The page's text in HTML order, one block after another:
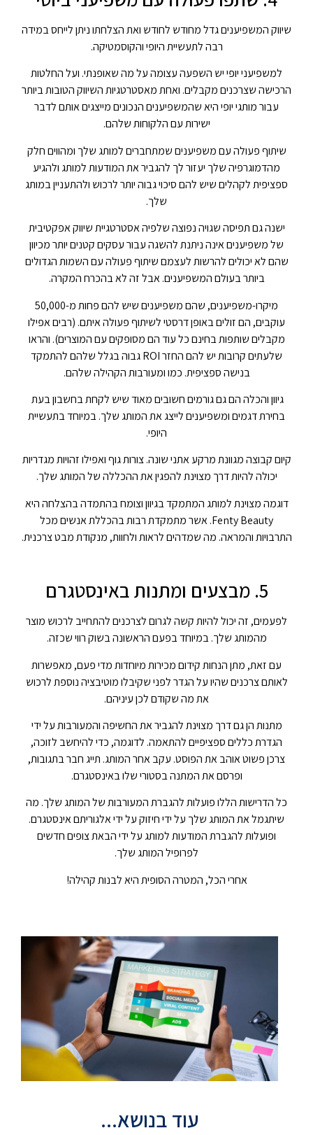
שיווק המשפיענים גדל מחודש לחודש ואת הצלחתו ניתן לייחס במידה
רבה לתעשיית היופי והקוסמטיקה.
למשפיעני יופי יש השפעה עצומה על מה שאופנתי. ועל החלטות
הרכישה שצרכנים מקבלים. ואחת מאסטרטגיות השיווק הטובות ביותר
עבור מותגי יופי היא שהמשפיענים הנכונים מייצגים אותם לדבר
ישירות עם הלקוחות שלהם.
שיתוף פעולה עם משפיענים שמתחברים למותג שלך ומהווים חלק
מהדמוגרפיה שלך יעזור לך להגביר את המודעות למותג ולהגיע
ספציפית לקהלים שיש להם סיכוי גבוה יותר לרכוש ולהתעניין במותג
שלך.
ישנה גם תפיסה שגויה נפוצה שלפיה אסטרטגיית שיווק אפקטיבית
של משפיענים אינה ניתנת להשגה עבור עסקים קטנים יותר מכיוון
שהם לא יכולים להרשות לעצמם שיתוף פעולה עם השמות הגדולים
ביותר בעולם המשפיענים. אבל זה לא בהכרח המקרה.
מיקרו-משפיענים, שהם משפיענים שיש להם פחות מ-50,000
עוקבים, הם זולים באופן דרסטי לשיתוף פעולה איתם. (רבים אפילו
מקבלים שותפות בחינם כל עוד הם מסופקים עם המוצרים). והראו
שלעתים קרובות יש להם החזר ROI גבוה בגלל שלהם להתמקד
בנישה ספציפית. כמו ומעורבות הקהילה שלהם.
גיוון והכלה הם גם גורמים חשובים מאוד שיש לקחת בחשבון בעת ​​
בחירת דגמים ומשפיענים לייצג את המותג שלך. במיוחד בתעשיית
היופי.
קיום קבוצה מגוונת מרקע אתני שונה. צורות גוף ואפילו זהויות מגדריות
יכולה להיות דרך מצוינת להפגין את ההכללה של המותג שלך.
דוגמה מצוינת למותג המתמקד בגיוון וצומח בהתמדה בהצלחה היא
Fenty Beauty. אשר מתמקדת רבות בהכללת אנשים מכל
התרבויות והמראה. מה שמדהים לראות ולחוות, מנקודת מבט צרכנית.
5. מבצעים ומתנות באינסטגרם
לפעמים, זה יכול להיות קשה לגרום לצרכנים להתחייב לרכוש מוצר
מהמותג שלך. במיוחד בפעם הראשונה בשוק רווי שכזה.
עם זאת, מתן הנחות קידום מכירות מיוחדות מדי פעם, מאפשרות
לאותם צרכנים שהיו על הגדר לפני שקיבלו מוטיבציה נוספת לרכוש
את מה שקודם לכן עיניהם.
מתנות הן גם דרך מצוינת להגביר את החשיפה והמעורבות על ידי
הגדרת כללים ספציפיים להתאמה. לדוגמה, כדי להיחשב לזוכה,
צרכן פשוט אוהב את הפוסט. עקב אחר המותג. תייג חבר בתגובות,
ופרסם את המתנה בסטורי שלו באינסטגרם.
כל הדרישות הללו פועלות להגברת המעורבות של המותג שלך. מה
שיתגמל את המותג שלך על ידי חיזוק על ידי אלגוריתם אינסטגרם.
ופועלות להגברת המודעות למותג על ידי הבאת צופים חדשים
לפרופיל המותג שלך.
אחרי הכל, המטרה הסופית היא לבנות קהילה!
עוד בנושא...